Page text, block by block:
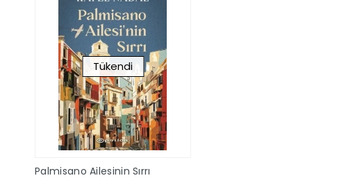
Tükendi
Palmisano Ailesinin Sırrı